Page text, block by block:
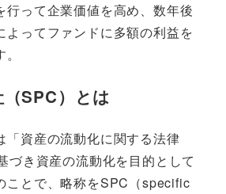
行って企業価値を高め、数年後
よってファンドに多額の利益を
SPC）とは
「資産の流動化に関する法律
づき 資産の流動化を目的として
ことで、略称をSPC（specific